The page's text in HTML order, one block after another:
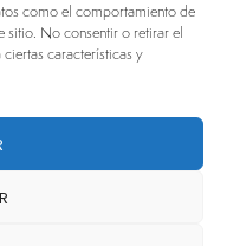
como el comportamiento de
sitio. No consentir o retirar el
características y
021